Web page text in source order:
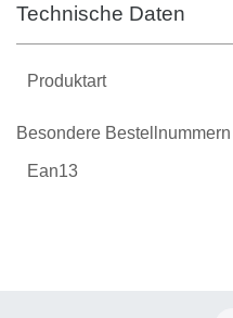
Technische Daten
Produktart
Besondere Bestellnummern
Ean13